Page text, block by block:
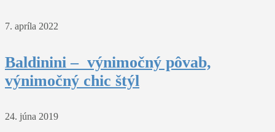
7. apríla 2022
Baldinini – výnimočný pôvab,
výnimočný chic štýl
24. júna 2019